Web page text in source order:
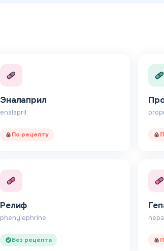
Эналаприл
enalapril
По рецепту
Релиф
phenylephrine
Без рецепта